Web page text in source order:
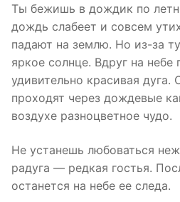
Ты бежишь в дождик по
дождь слабеет и совсем
падают на землю. Но из-за
яркое солнце. Вдруг на небе
удивительно красивая дуга.
проходят через дождевые
воздухе разноцветное чудо.
Не устанешь любоваться
радуга — редкая гостья.
останется на небе ее следа.